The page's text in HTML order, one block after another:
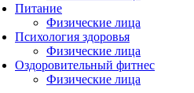
Питание
Физические лица
Психология здоровья
Физические лица
Оздоровительный фитнес
Физические лица